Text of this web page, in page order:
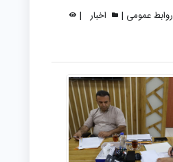
روابط عمومی | اخبار |